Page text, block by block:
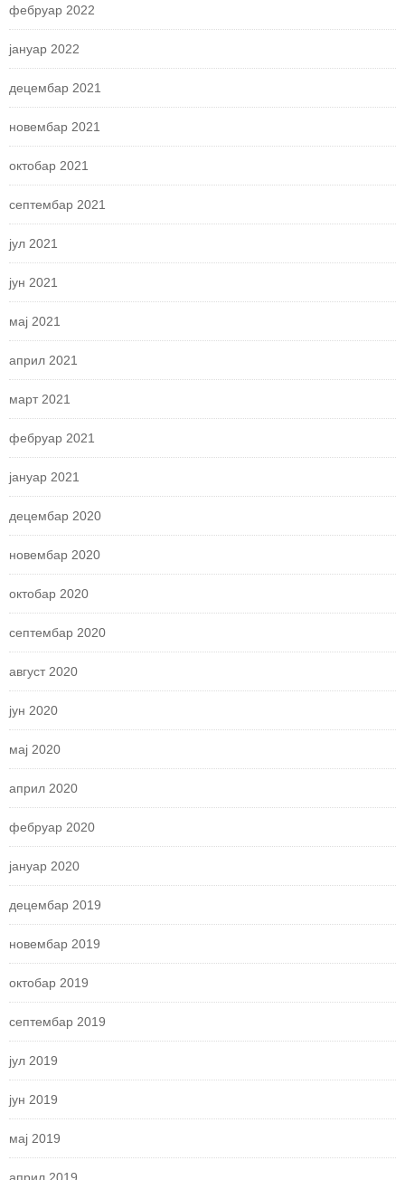
фебруар 2022
јануар 2022
децембар 2021
новембар 2021
октобар 2021
септембар 2021
јул 2021
јун 2021
мај 2021
април 2021
март 2021
фебруар 2021
јануар 2021
децембар 2020
новембар 2020
октобар 2020
септембар 2020
август 2020
јун 2020
мај 2020
април 2020
фебруар 2020
јануар 2020
децембар 2019
новембар 2019
октобар 2019
септембар 2019
јул 2019
јун 2019
мај 2019